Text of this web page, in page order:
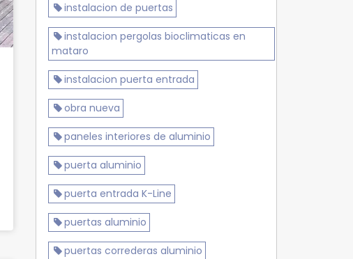
instalacion de puertas
instalacion pergolas bioclimaticas en
mataro
instalacion puerta entrada
obra nueva
paneles interiores de aluminio
puerta aluminio
puerta entrada K-Line
puertas aluminio
puertas correderas aluminio